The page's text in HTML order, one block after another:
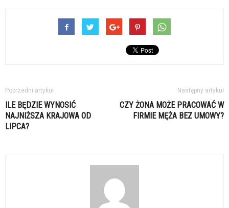
Poprzedni artykuł
ILE BĘDZIE WYNOSIĆ
NAJNIŻSZA KRAJOWA OD
LIPCA?
Następny artykuł
CZY ŻONA MOŻE PRACOWAĆ W
FIRMIE MĘŻA BEZ UMOWY?